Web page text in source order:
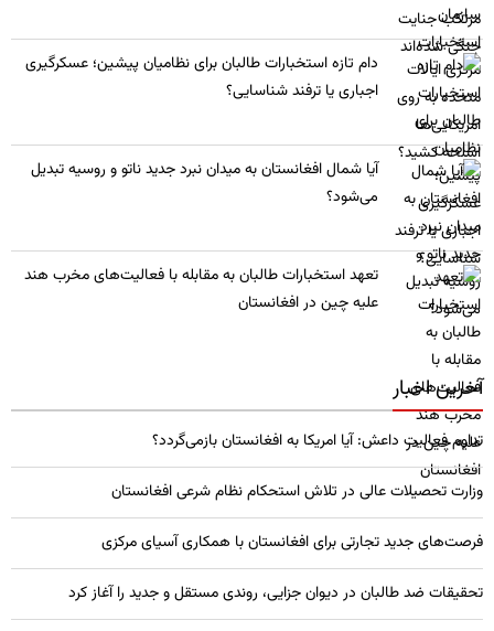
​دام تازه استخبارات طالبان برای نظامیان پیشین؛ عسکرگیری
اجباری یا ترفند شناسایی؟
​آیا شمال افغانستان به میدان نبرد جدید ناتو و روسیه تبدیل
می‌شود؟
تعهد استخبارات طالبان به مقابله با فعالیت‌های مخرب هند
علیه چین در افغانستان
آخرین اخبار
تداوم فعالیت داعش: آیا امریکا به افغانستان بازمی‌گردد؟
وزارت تحصیلات عالی در تلاش استحکام نظام شرعی افغانستان
فرصت‌های جدید تجارتی برای افغانستان با همکاری آسیای مرکزی
تحقیقات ضد طالبان در دیوان جزایی، روندی مستقل و جدید را آغاز کرد